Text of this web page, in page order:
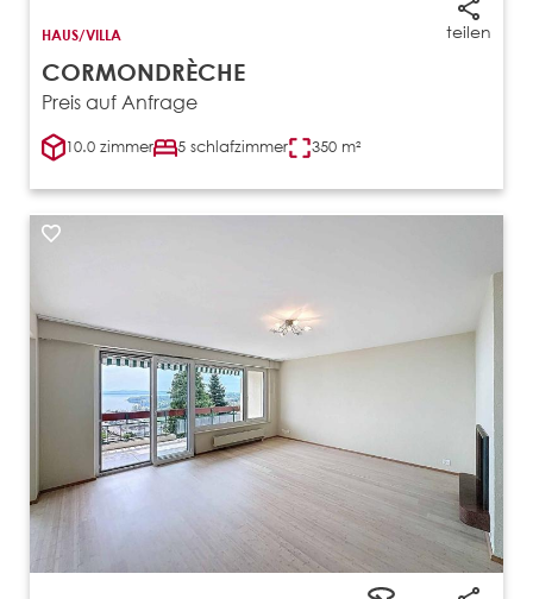
teilen
HAUS/VILLA
CORMONDRÈCHE
Preis auf Anfrage
10.0 zimmer 5 schlafzimmer 350 m²